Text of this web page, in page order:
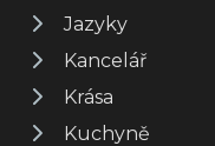
Jazyky
Kancelář
Krása
Kuchyně